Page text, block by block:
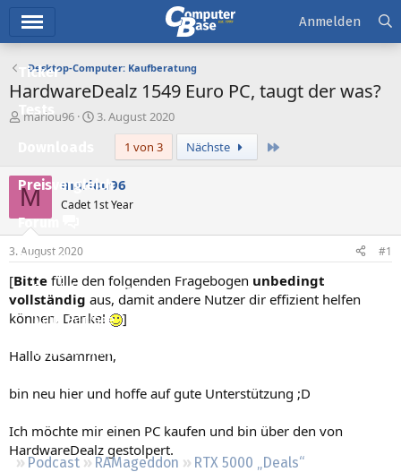
Ticker
Tests
Preisvergleich
Forum
Aktuelles
Empfohlene Inhalte
Neue Beiträge
Neueste Aktivitäten
Podcast RAMageddon
RTX 5000 „Deals“
Anmelden
Desktop-Computer: Kaufberatung
HardwareDealz 1549 Euro PC, taugt der was?
E
e
l
e
r
mariou96
E
e
l
m
3. August 2020
1 von 3
Nächste
M mariou96
Cadet 1st Year
3. August 2020 #1
[Bitte fülle den folgenden Fragebogen unbedingt
vollständig aus, damit andere Nutzer dir effizient helfen
können. Danke!
]
Hallo zusammen,
bin neu hier und hoffe auf gute Unterstützung ;D
Ich möchte mir einen PC kaufen und bin über den von
HardwareDealz gestolpert.